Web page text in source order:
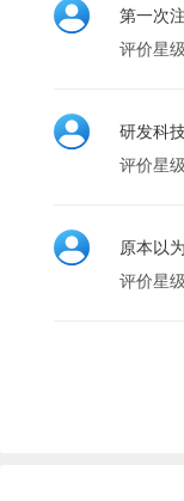
第一次
评价星
研发科
评价星
原本以
评价星